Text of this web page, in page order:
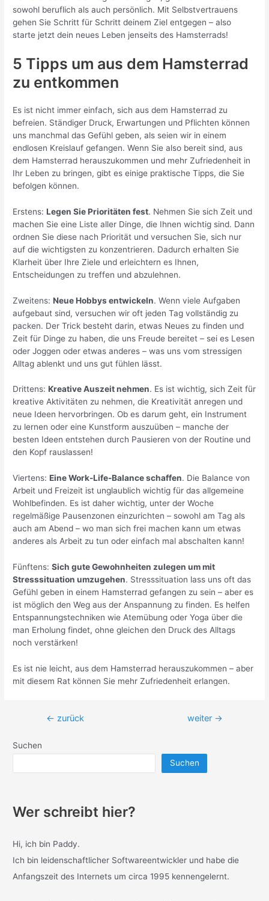
sowohl beruflich als auch persönlich. Mit Selbstvertrauens
gehen Sie Schritt für Schritt deinem Ziel entgegen – also
starte jetzt dein neues Leben jenseits des Hamsterrads!
5 Tipps um aus dem Hamsterrad
zu entkommen
Es ist nicht immer einfach, sich aus dem Hamsterrad zu
befreien. Ständiger Druck, Erwartungen und Pflichten können
uns manchmal das Gefühl geben, als seien wir in einem
endlosen Kreislauf gefangen. Wenn Sie also bereit sind, aus
dem Hamsterrad herauszukommen und mehr Zufriedenheit in
Ihr Leben zu bringen, gibt es einige praktische Tipps, die Sie
befolgen können.
Erstens:Legen Sie Prioritäten fest. Nehmen Sie sich Zeit und
machen Sie eine Liste aller Dinge, die Ihnen wichtig sind. Dann
ordnen Sie diese nach Priorität und versuchen Sie, sich nur
auf die wichtigsten zu konzentrieren. Dadurch erhalten Sie
Klarheit über Ihre Ziele und erleichtern es Ihnen,
Entscheidungen zu treffen und abzulehnen.
Zweitens:Neue Hobbys entwickeln. Wenn viele Aufgaben
aufgebaut sind, versuchen wir oft jeden Tag vollständig zu
packen. Der Trick besteht darin, etwas Neues zu finden und
Zeit für Dinge zu haben, die uns Freude bereitet – sei es Lesen
oder Joggen oder etwas anderes – was uns vom stressigen
Alltag ablenkt und uns gut fühlen lässt.
Drittens:Kreative Auszeit nehmen. Es ist wichtig, sich Zeit für
kreative Aktivitäten zu nehmen, die Kreativität anregen und
neue Ideen hervorbringen. Ob es darum geht, ein Instrument
zu lernen oder eine Kunstform auszuüben – manche der
besten Ideen entstehen durch Pausieren von der Routine und
den Kopf rauslassen!
Viertens:Eine Work-Life-Balance schaffen. Die Balance von
Arbeit und Freizeit ist unglaublich wichtig für das allgemeine
Wohlbefinden. Es ist daher wichtig, unter der Woche
regelmäßige Pausenzonen einzurichten – sowohl am Tag als
auch am Abend – wo man sich frei machen kann um etwas
anderes als Arbeit zu tun oder einfach mal abschalten kann!
Fünftens:Sich gute Gewohnheiten zulegen um mit
Stresssituation umzugehen. Stresssituation lass uns oft das
Gefühl geben in einem Hamsterrad gefangen zu sein – aber es
ist möglich den Weg aus der Anspannung zu finden. Es helfen
Entspannungstechniken wie Atemübung oder Yoga über die
man Erholung findet, ohne gleichen den Druck des Alltags
noch verstärken!
Es ist nie leicht, aus dem Hamsterrad herauszukommen – aber
mit diesem Rat können Sie mehr Zufriedenheit erlangen.
Beitragsnavigation
← zurück weiter →
Suchen
Suchen
Wer schreibt hier?
Hi, ich bin Paddy.
Ich bin leidenschaftlicher Softwareentwickler und habe die
Anfangszeit des Internets um circa 1995 kennengelernt.